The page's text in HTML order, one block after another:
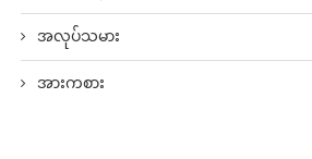
အလုပ်သမား
အားကစား